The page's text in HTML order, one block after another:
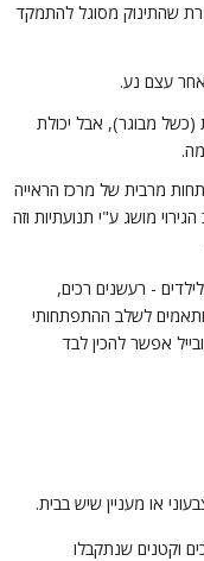
שהתינוק מסוגל להתמקד
עצם נע.
(כשל מבוגר), אבל יכולת
מרבית של מרכז הראייה
מושג ע"י תנועתיות וזה
- רעשנים רכים,
לשלב ההתפתחותי
אפשר להכין לבד
או מעניין שיש בבית.
שנתקבלו